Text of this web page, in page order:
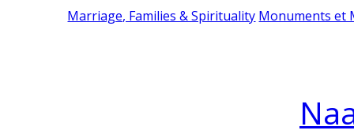
Marriage, Families & Spirituality Monuments et